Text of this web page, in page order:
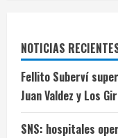
NOTICIAS
Fellito Suberví
Juan Valdez y Los
SNS: hospitales